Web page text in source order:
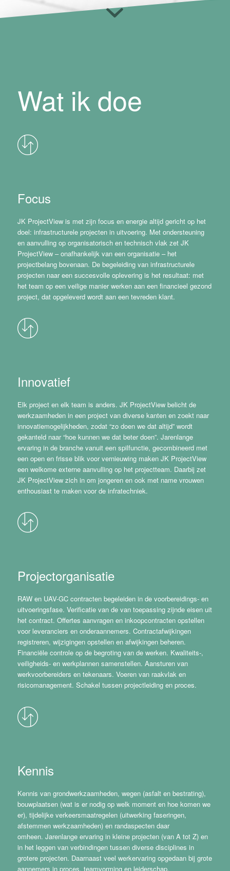
Wat ik doe
Focus
JK ProjectView is met zijn focus en energie altijd gericht op het
doel: infrastructurele projecten in uitvoering. Met ondersteuning
en aanvulling op organisatorisch en technisch vlak zet JK
ProjectView – onafhankelijk van een organisatie – het
projectbelang bovenaan. De begeleiding van infrastructurele
projecten naar een succesvolle oplevering is het resultaat: met
het team op een veilige manier werken aan een financieel gezond
project, dat opgeleverd wordt aan een tevreden klant.
Innovatief
Elk project en elk team is anders. JK ProjectView belicht de
werkzaamheden in een project van diverse kanten en zoekt naar
innovatiemogelijkheden, zodat “zo doen we dat altijd” wordt
gekanteld naar “hoe kunnen we dat beter doen”. Jarenlange
ervaring in de branche vanuit een spilfunctie, gecombineerd met
een open en frisse blik voor vernieuwing maken JK ProjectView
een welkome externe aanvulling op het projectteam. Daarbij zet
JK ProjectView zich in om jongeren en ook met name vrouwen
enthousiast te maken voor de infratechniek.
Projectorganisatie
RAW en UAV-GC contracten begeleiden in de voorbereidings- en
uitvoeringsfase. Verificatie van de van toepassing zijnde eisen uit
het contract. Offertes aanvragen en inkoopcontracten opstellen
voor leveranciers en onderaannemers. Contractafwijkingen
registreren, wijzigingen opstellen en afwijkingen beheren.
Financiële controle op de begroting van de werken. Kwaliteits-,
veiligheids- en werkplannen samenstellen. Aansturen van
werkvoorbereiders en tekenaars. Voeren van raakvlak en
risicomanagement. Schakel tussen projectleiding en proces.
Kennis
Kennis van grondwerkzaamheden, wegen (asfalt en bestrating),
bouwplaatsen (wat is er nodig op welk moment en hoe komen we
er), tijdelijke verkeersmaatregelen (uitwerking faseringen,
afstemmen werkzaamheden) en randaspecten daar
omheen. Jarenlange ervaring in kleine projecten (van A tot Z) en
in het leggen van verbindingen tussen diverse disciplines in
grotere projecten. Daarnaast veel werkervaring opgedaan bij grote
aannemers in proces, teamvorming en leiderschap.